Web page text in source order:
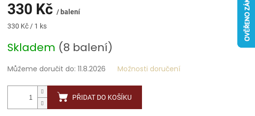
330 Kč / balení
Měrná
330 Kč / 1 ks
Skladem (8 balení)
Můžeme doručit do: 11.8.2026 Možnosti doručení
PŘIDAT DO KOŠÍKU